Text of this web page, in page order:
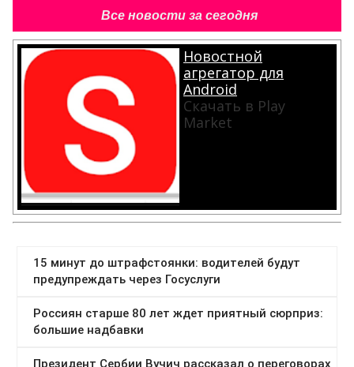
Все новости за сегодня
Новостной
агрегатор для
Android
Скачать в Play
Market